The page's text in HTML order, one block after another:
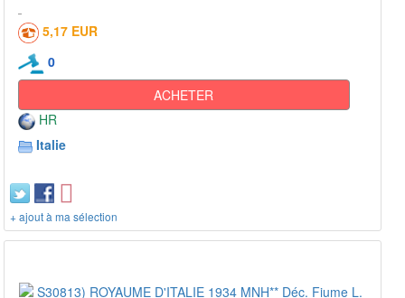
5,17 EUR
0
ACHETER
HR
Italie
+ ajout à ma sélection